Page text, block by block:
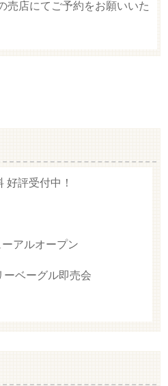
売店にてご予約をお願いいた
好評受付中！
アルオープン
ーベーグル即売会